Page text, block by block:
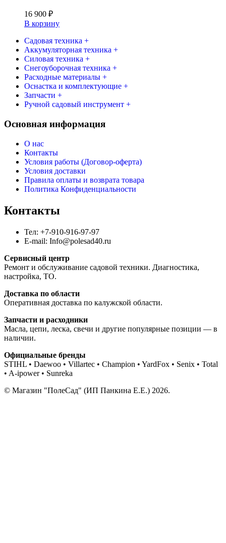
16 900 ₽
В корзину
Садовая техника +
Аккумуляторная техника +
Силовая техника +
Снегоуборочная техника +
Расходные материалы +
Оснастка и комплектующие +
Запчасти +
Ручной садовый инструмент +
Основная информация
О нас
Контакты
Условия работы (Договор-оферта)
Условия доставки
Правила оплаты и возврата товара
Политика Конфиденциальности
Контакты
Тел: +7-910-916-97-97
E-mail: Info@polesad40.ru
Сервисный центр
Ремонт и обслуживание садовой техники. Диагностика,
настройка, ТО.
Доставка по области
Оперативная доставка по калужской области.
Запчасти и расходники
Масла, цепи, леска, свечи и другие популярные позиции — в
наличии.
Официальные бренды
STIHL • Daewoo • Villartec • Champion • YardFox • Senix • Total
• A-ipower • Sunreka
© Магазин "ПолеСад" (ИП Панкина Е.Е.) 2026.